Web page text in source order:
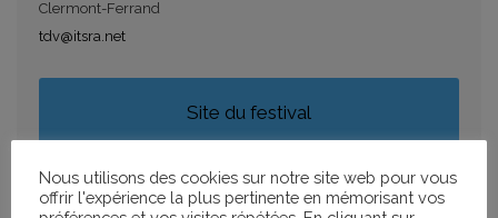
Clermont-Ferrand
tdv@itsra.net
Site du festival
AJOUTER À MON CALENDRIER
Nous utilisons des cookies sur notre site web pour vous
offrir l'expérience la plus pertinente en mémorisant vos